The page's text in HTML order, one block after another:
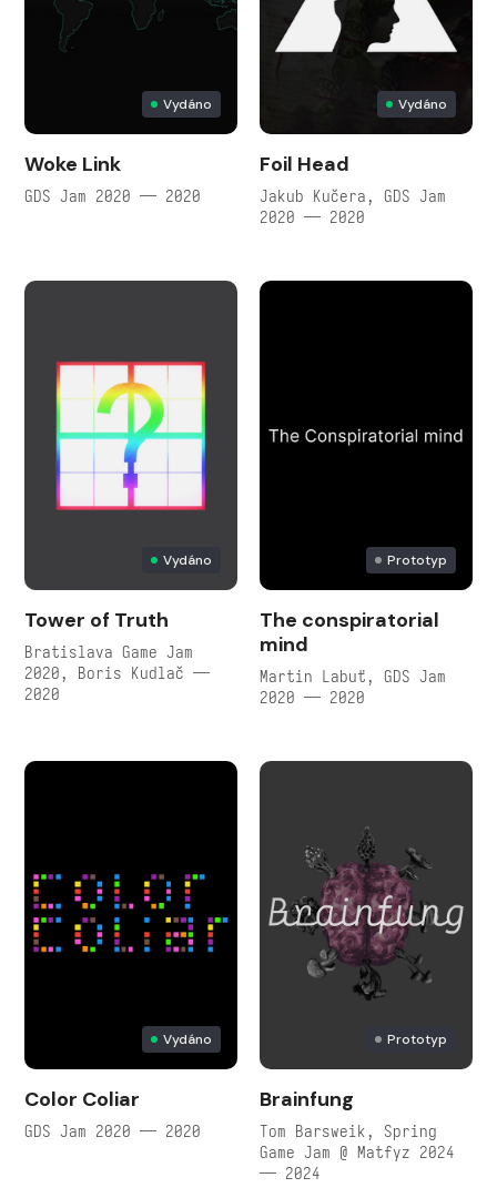
Vydáno
Woke Link
GDS Jam 2020 — 2020
Vydáno
Foil Head
Jakub Kučera, GDS Jam
2020 — 2020
Vydáno
Tower of Truth
Bratislava Game Jam
2020, Boris Kudlač —
2020
Prototyp
The conspiratorial
mind
Martin Labuť, GDS Jam
2020 — 2020
Vydáno
Color Coliar
GDS Jam 2020 — 2020
Prototyp
Brainfung
Tom Barsweik, Spring
Game Jam @ Matfyz 2024
— 2024